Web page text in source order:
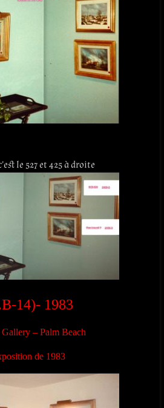
le 527 et 425 à droite
14)- 1983
– Palm Beach
de 1983